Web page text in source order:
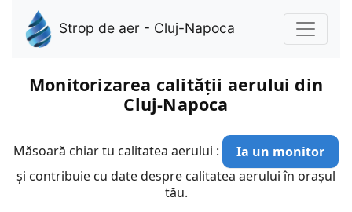
Strop de aer - Cluj-Napoca
Monitorizarea calității aerului din
Cluj-Napoca
Măsoară chiar tu calitatea aerului :
Ia un monitor
și contribuie cu date despre calitatea aerului în orașul
tău.